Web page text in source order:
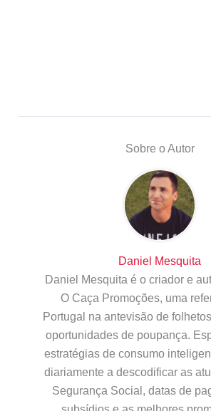
Sobre o Autor
Daniel Mesquita
Daniel Mesquita é o criador e
O Caça Promoções, uma
Portugal na antevisão de
oportunidades de poupança.
estratégias de consumo
diariamente a descodificar as
Segurança Social, datas de